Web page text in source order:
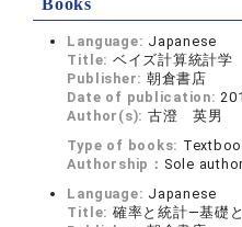
Books
Language: Japanese
Title: ベイズ計算統計学
Publisher: 朝倉書店
Date of publication:
Author(s): 古澄 英男
Type of books:
Authorship： Sole author
Language: Japanese
Title: 確率と統計―基礎